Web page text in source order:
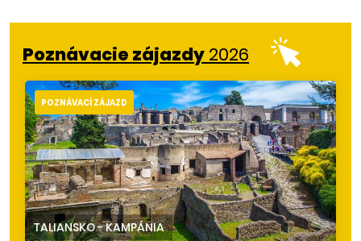
Poznávacie zájazdy 2026
POZNÁVACÍ ZÁJAZD
TALIANSKO-KAMPÁNIA